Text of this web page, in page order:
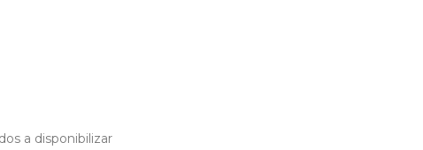
a disponibilizar